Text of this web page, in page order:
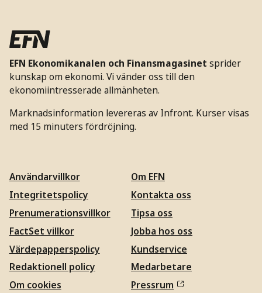
EFN Ekonomikanalen och Finansmagasinet sprider
kunskap om ekonomi. Vi vänder oss till den
ekonomiintresserade allmänheten.
Marknadsinformation levereras av Infront. Kurser visas
med 15 minuters fördröjning.
Användarvillkor
Integritetspolicy
Prenumerationsvillkor
FactSet villkor
Värdepapperspolicy
Redaktionell policy
Om cookies
Om EFN
Kontakta oss
Tipsa oss
Jobba hos oss
Kundservice
Medarbetare
Pressrum